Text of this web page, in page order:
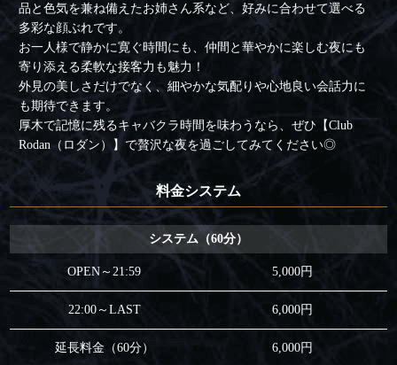
品と色気を兼ね備えたお姉さん系など、好みに合わせて選べる
多彩な顔ぶれです。
お一人様で静かに寛ぐ時間にも、仲間と華やかに楽しむ夜にも
寄り添える柔軟な接客力も魅力！
外見の美しさだけでなく、細やかな気配りや心地良い会話力に
も期待できます。
厚木で記憶に残るキャバクラ時間を味わうなら、ぜひ【Club
Rodan（ロダン）】で贅沢な夜を過ごしてみてください◎
料金システム
システム（60分）
OPEN～21:59 5,000円
22:00～LAST 6,000円
延長料金（60分） 6,000円